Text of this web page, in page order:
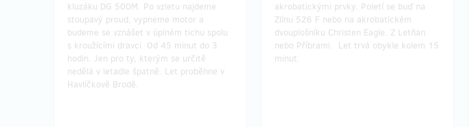
kluzáku DG 500M. Po vzletu najdeme
stoupavý proud, vypneme motor a
budeme se vznášet v úplném tichu spolu
s kroužícími dravci. Od 45 minut do 3
hodin. Jen pro ty, kterým se určitě
nedělá v letadle špatně. Let proběhne v
Havlíčkově Brodě.
akrobatickými prvky. Poletí se buď na
Zlínu 526 F nebo na akrobatickém
dvouplošníku Christen Eagle. Z Letňan
nebo Příbrami. Let trvá obykle kolem 15
minut.